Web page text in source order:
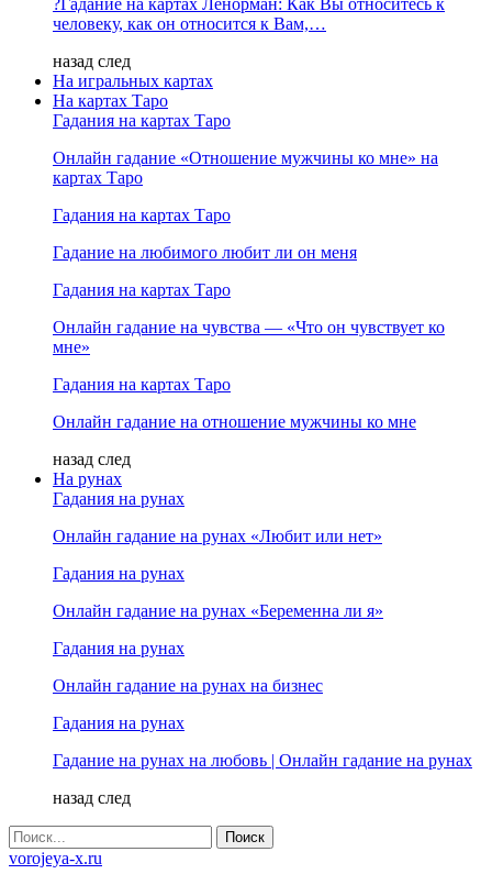
?Гадание на картах Ленорман: Как Вы относитесь к
человеку, как он относится к Вам,…
назад след
На игральных картах
На картах Таро
Гадания на картах Таро
Онлайн гадание «Отношение мужчины ко мне» на
картах Таро
Гадания на картах Таро
Гадание на любимого любит ли он меня
Гадания на картах Таро
Онлайн гадание на чувства — «Что он чувствует ко
мне»
Гадания на картах Таро
Онлайн гадание на отношение мужчины ко мне
назад след
На рунах
Гадания на рунах
Онлайн гадание на рунах «Любит или нет»
Гадания на рунах
Онлайн гадание на рунах «Беременна ли я»
Гадания на рунах
Онлайн гадание на рунах на бизнес
Гадания на рунах
Гадание на рунах на любовь | Онлайн гадание на рунах
назад след
vorojeya-x.ru